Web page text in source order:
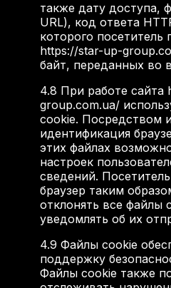
также дату доступа,
URL), код ответа
которого посетитель
https://star-up-
байт, переданных во
4.8 При работе сайта
group.com.ua/
cookie. Посредством
идентификация
этих файлах
настроек
сведений.
браузер таким
отклонять все файлы
уведомлять об их
4.9 Файлы cookie
поддержку
Файлы cookie также